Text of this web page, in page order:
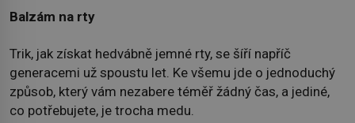
Balzám na rty
Trik, jak získat hedvábně jemné rty, se šíří napříč
generacemi už spoustu let. Ke všemu jde o jednoduchý
způsob, který vám nezabere téměř žádný čas, a jediné,
co potřebujete, je trocha medu.